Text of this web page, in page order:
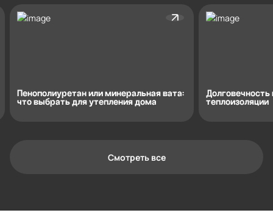
Пенополиуретан или минеральная вата:
что выбрать для утепления дома
Долговечность
теплоизоляции
Смотреть все